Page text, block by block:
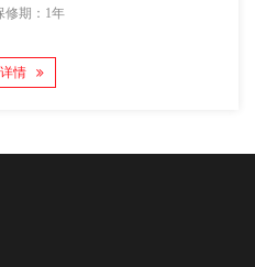
修期：1年
情